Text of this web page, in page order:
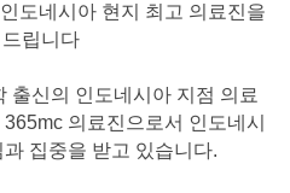
도네시아 현지 최고 의료진을
립니다
출신의 인도네시아 지점 의료
의료진으로서 인도네시
집중을 받고 있습니다.